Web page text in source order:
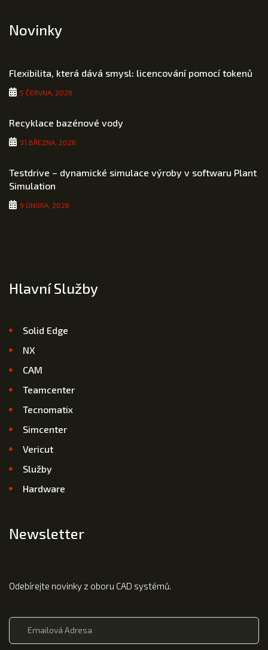
Novinky
Flexibilita, která dává smysl: licencování pomocí tokenů
5 ČERVNA, 2026
Recyklace bazénové vody
31 BŘEZNA, 2026
Testdrive – dynamické simulace výroby v softwaru Plant
Simulation
9 ÚNORA, 2026
Hlavní Služby
Solid Edge
NX
CAM
Teamcenter
Tecnomatix
Simcenter
Vericut
Služby
Hardware
Newsletter
Odebírejte novinky z oboru CAD systémů.